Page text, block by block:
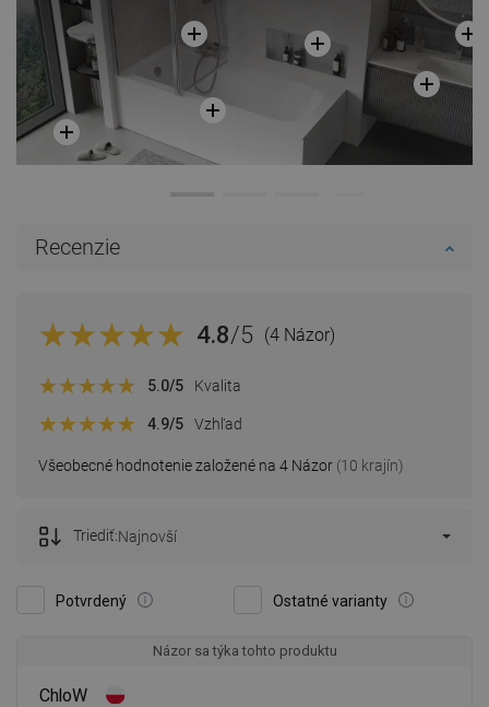
Recenzie
4.8/5 (4 Názor)
Všeobecné hodnotenie založené na 4 Názor (10 krajín)
5.0/5 Kvalita
4.9/5 Vzhľad
Potvrdený Ostatné varianty
Triediť:Najnovší
Názor sa týka tohto produktu
ChloW